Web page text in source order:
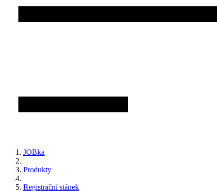
JOBka
Produkty
Registrační stánek